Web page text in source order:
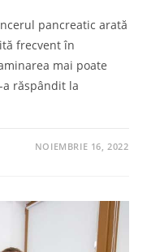
pancreatic arată
frecvent în
mai poate
a răspândit la
NOIEMBRIE 16, 2022